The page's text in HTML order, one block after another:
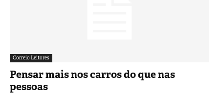
Correio Leitores
Pensar mais nos carros do que nas
pessoas